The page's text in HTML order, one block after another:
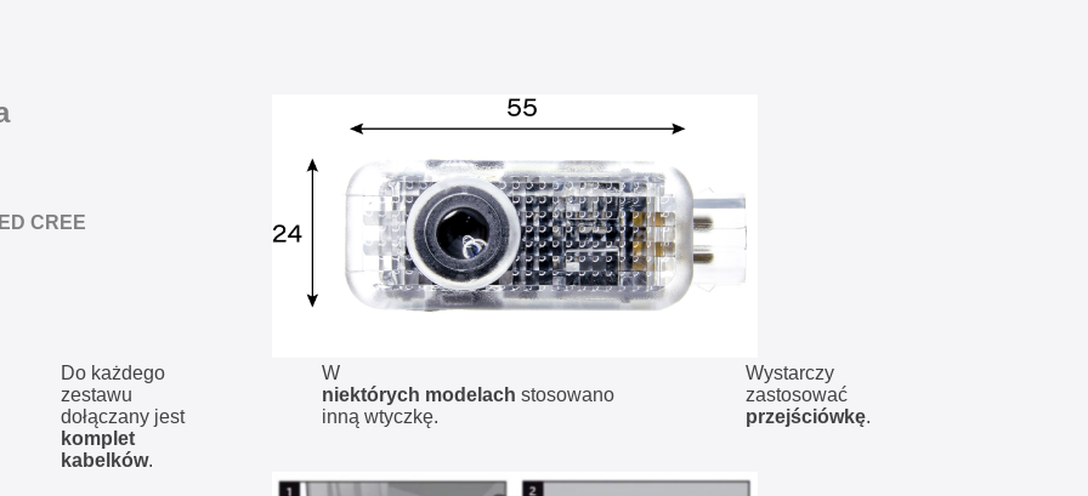
CREE
Do każdego
zestawu
dołączany jest
komplet
kabelków.
W
niektórych modelach stosowano
inną wtyczkę.
Wystarczy
zastosować
przejściówkę.